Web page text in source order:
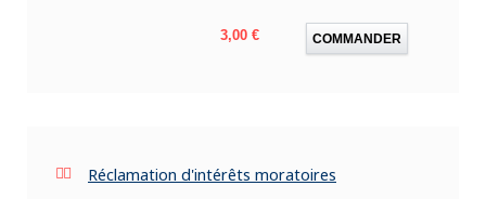
Prix
3,00 € COMMANDER
Réclamation d'intérêts moratoires